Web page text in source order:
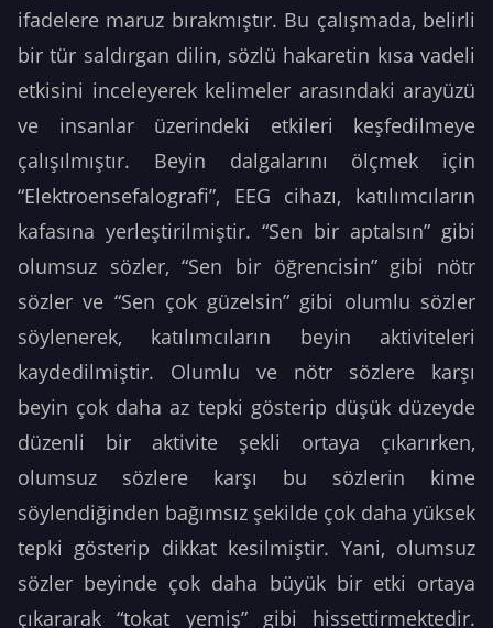
ifadelere maruz bırakmıştır. Bu çalışmada, belirli
bir tür saldırgan dilin, sözlü hakaretin kısa vadeli
etkisini inceleyerek kelimeler arasındaki arayüzü
ve insanlar üzerindeki etkileri keşfedilmeye
çalışılmıştır. Beyin dalgalarını ölçmek için
“Elektroensefalografi”, EEG cihazı, katılımcıların
kafasına yerleştirilmiştir. “Sen bir aptalsın” gibi
olumsuz sözler, “Sen bir öğrencisin” gibi nötr
sözler ve “Sen çok güzelsin” gibi olumlu sözler
söylenerek, katılımcıların beyin aktiviteleri
kaydedilmiştir. Olumlu ve nötr sözlere karşı
beyin çok daha az tepki gösterip düşük düzeyde
düzenli bir aktivite şekli ortaya çıkarırken,
olumsuz sözlere karşı bu sözlerin kime
söylendiğinden bağımsız şekilde çok daha yüksek
tepki gösterip dikkat kesilmiştir. Yani, olumsuz
sözler beyinde çok daha büyük bir etki ortaya
çıkararak “tokat yemiş” gibi hissettirmektedir.